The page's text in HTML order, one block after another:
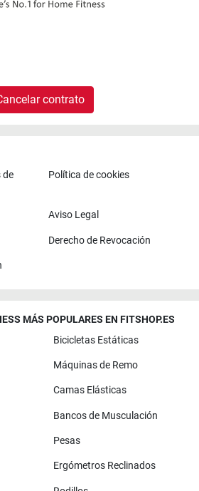
contrato
de
Política de cookies
Aviso Legal
Derecho de Revocación
MÁS POPULARES EN FITSHOP.ES
Bicicletas Estáticas
Máquinas de Remo
Camas Elásticas
Bancos de Musculación
Pesas
Ergómetros Reclinados